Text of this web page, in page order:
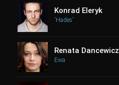
Konrad Eleryk
'Hades'
Renata Dancewicz
Ewa